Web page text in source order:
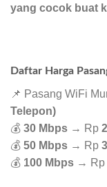
yang cocok buat
Daftar Harga
📌 Pasang WiFi
Telepon)
💰 30 Mbps → Rp
💰 50 Mbps → Rp
💰 100 Mbps → Rp